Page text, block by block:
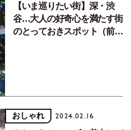
【いま巡りたい街】深・渋
谷…大人の好奇心を満たす街
のとっておきスポット（前
おしゃれ 2024.02.16